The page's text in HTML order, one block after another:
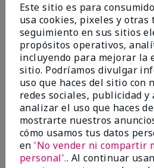
Este sitio es para
usa cookies, pixeles y otras
seguimiento en sus sitios
propósitos operativos,
incluyendo para mejorar la
sitio. Podríamos divulgar
uso que haces del sitio con
redes sociales, publicidad
analizar el uso que haces
mostrarte nuestros
cómo usamos tus datos
en 'No vender ni compartir
personal'.. Al continuar